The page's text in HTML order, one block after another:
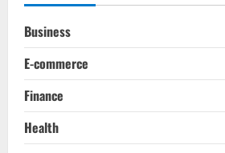
Business
E-commerce
Finance
Health